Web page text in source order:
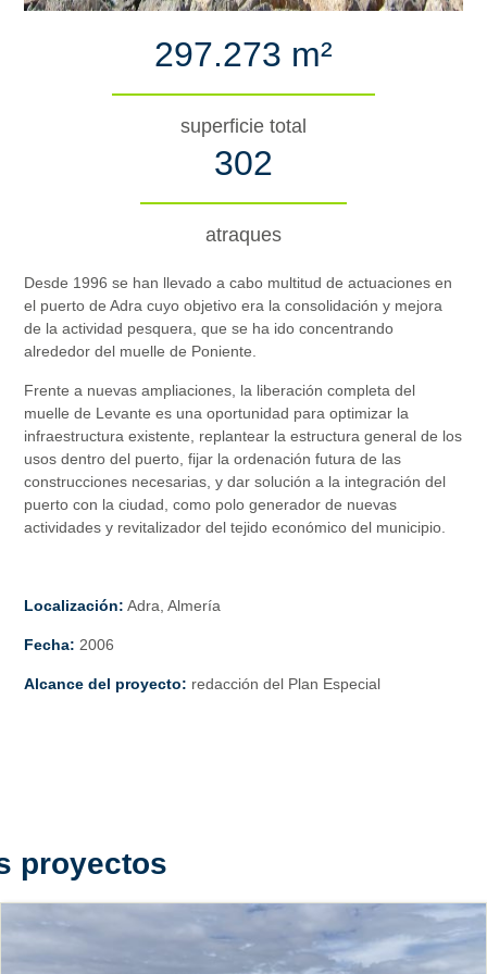
297.273 m²
superficie total
302
atraques
Desde 1996 se han llevado a cabo multitud de actuaciones en
el puerto de Adra cuyo objetivo era la consolidación y mejora
de la actividad pesquera, que se ha ido concentrando
alrededor del muelle de Poniente.
Frente a nuevas ampliaciones, la liberación completa del
muelle de Levante es una oportunidad para optimizar la
infraestructura existente, replantear la estructura general de los
usos dentro del puerto, fijar la ordenación futura de las
construcciones necesarias, y dar solución a la integración del
puerto con la ciudad, como polo generador de nuevas
actividades y revitalizador del tejido económico del municipio.
Localización: Adra, Almería
Fecha: 2006
Alcance del proyecto: redacción del Plan Especial
proyectos